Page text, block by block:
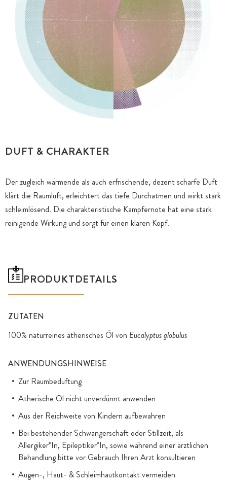
DUFT & CHARAKTER
Der zugleich wärmende als auch erfrischende, dezent scharfe Duft
klärt die Raumluft, erleichtert das tiefe Durchatmen und wirkt stark
schleimlösend. Die charakteristische Kampfernote hat eine stark
reinigende Wirkung und sorgt für einen klaren Kopf.
PRODUKTDETAILS
ZUTATEN
100% naturreines ätherisches Öl von Eucalyptus globulus
ANWENDUNGSHINWEISE
Zur Raumbeduftung
Ätherische Öl nicht unverdünnt anwenden
Aus der Reichweite von Kindern aufbewahren
Bei bestehender Schwangerschaft oder Stillzeit, als
Allergiker*In, Epileptiker*In, sowie während einer ärztlichen
Behandlung bitte vor Gebrauch Ihren Arzt konsultieren
Augen-, Haut- & Schleimhautkontakt vermeiden